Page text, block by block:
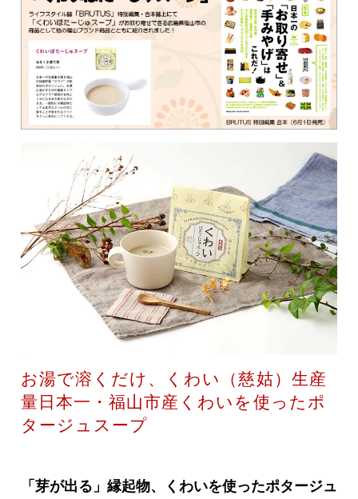
お湯で溶くだけ、くわい（慈姑）生産
量日本一・福山市産くわいを使ったポ
タージュスープ
「芽が出る」縁起物、くわいを使ったポタージュ